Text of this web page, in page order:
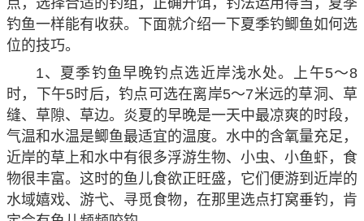
点，选择合适的钓组，正确开饵，钓法运用得当，夏季
钓鱼一样能有收获。下面就介绍一下夏季钓鲫鱼如何选
位的技巧。
1、夏季钓鱼早晚钓点选近岸浅水处。上午5～8
时，下午5时后，钓点可选在离岸5～7米远的草洞、草
缝、草隙、草边。炎夏的早晚是一天中最凉爽的时段，
气温和水温是鲫鱼最适宜的温度。水中的含氧量充足，
近岸的草上和水中有很多浮游生物、小虫、小鱼虾，食
物很丰富。这时的鱼儿食欲正旺盛，它们便游到近岸的
水域嬉戏、游弋、寻觅食物，在那里选点打窝垂钓，肯